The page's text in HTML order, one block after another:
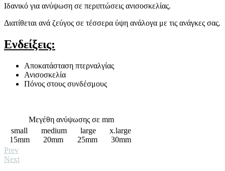
Ιδανικό για ανύψωση σε περιπτώσεις ανισοσκελίας.
Διατίθεται ανά ζεύγος σε τέσσερα ύψη ανάλογα με τις ανάγκες σας.
Ενδείξεις:
Αποκατάσταση πτερναλγίας
Ανισοσκελία
Πόνος στους συνδέσμους
Μεγέθη ανύψωσης σε mm
small
15mm
medium
20mm
large
25mm
x.large
30mm
Prev
Next